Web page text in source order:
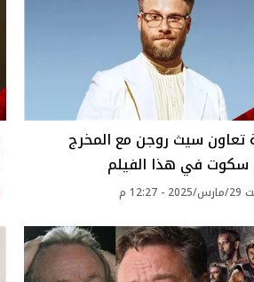
تعاون سيث روجن مع المخرج
سكوت في هذا الفيلم
م